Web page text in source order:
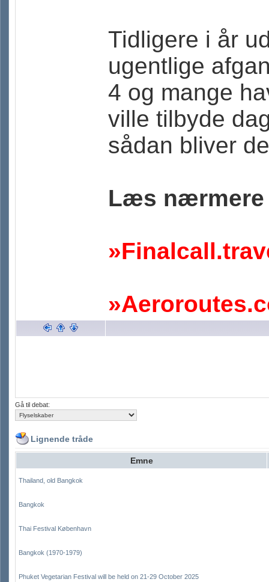
Tidligere i år
ugentlige
4 og mange
ville tilbyde
sådan bliver
Læs nærmere
Gå til debat:
Lignende tråde
Emne
Thailand, old Bangkok
Bangkok
Thai Festival København
Bangkok (1970-1979)
Phuket Vegetarian Festival will be held on 21-29 October 2025